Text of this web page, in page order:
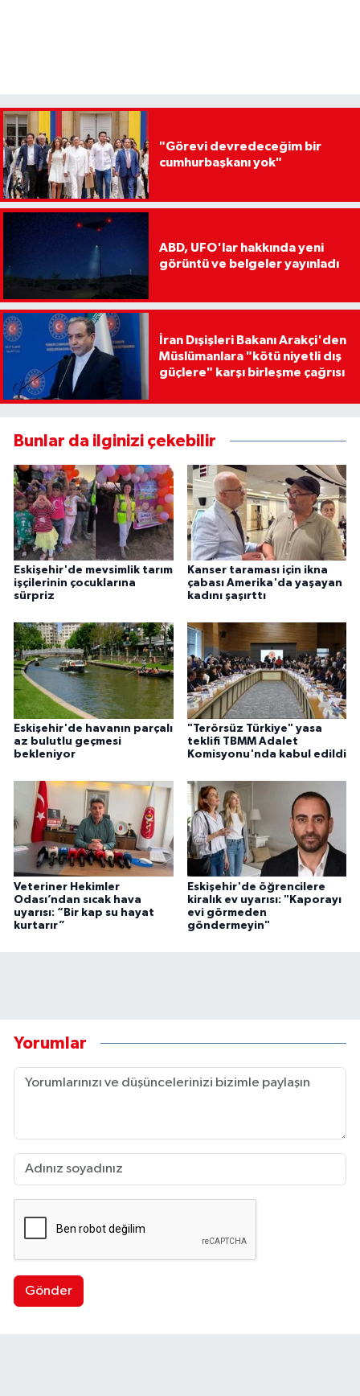
"Görevi devredeceğim bir
cumhurbaşkanı yok"
ABD, UFO'lar hakkında yeni
görüntü ve belgeler yayınladı
İran Dışişleri Bakanı Arakçi'den
Müslümanlara "kötü niyetli dış
güçlere" karşı birleşme çağrısı
Bunlar da ilginizi çekebilir
Eskişehir'de mevsimlik tarım
işçilerinin çocuklarına
sürpriz
Kanser taraması için ikna
çabası Amerika'da yaşayan
kadını şaşırttı
Eskişehir'de havanın parçalı
az bulutlu geçmesi
bekleniyor
"Terörsüz Türkiye" yasa
teklifi TBMM Adalet
Komisyonu'nda kabul edildi
Veteriner Hekimler
Odası’ndan sıcak hava
uyarısı: “Bir kap su hayat
kurtarır”
Eskişehir'de öğrencilere
kiralık ev uyarısı: "Kaporayı
evi görmeden
göndermeyin"
Yorumlar
Gönder